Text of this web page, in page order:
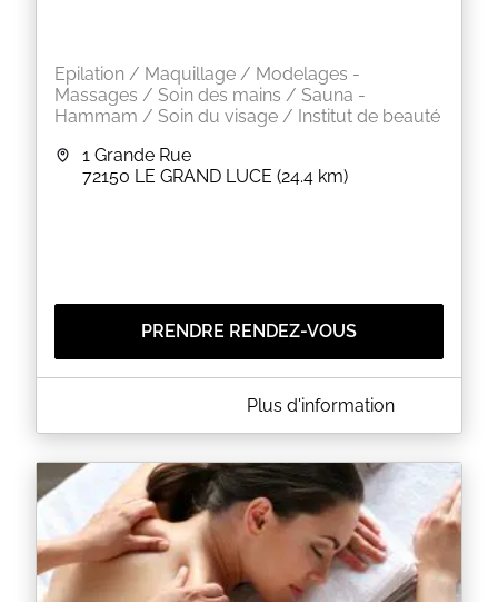
Epilation / Maquillage / Modelages -
Massages / Soin des mains / Sauna -
Hammam / Soin du visage / Institut de beauté
1 Grande Rue
72150 LE GRAND LUCE (24.4 km)
PRENDRE RENDEZ-VOUS
A PROPOS DE NATUR'ELLE & ZEN
Titulaire dun CAP et dun BP esthétique-cosmétique,
de vous faire découvrir les différentes prestations
proposées à linstitut : Épilations, soins du visage et
du corps, rituels du monde, manucure,Retrouvez-
moi à linstitut de beauté NaturElle & Zen, au cur du
Grand Lucé, pour un vrai moment de détente A
bientôt, Anne
Plus d'information